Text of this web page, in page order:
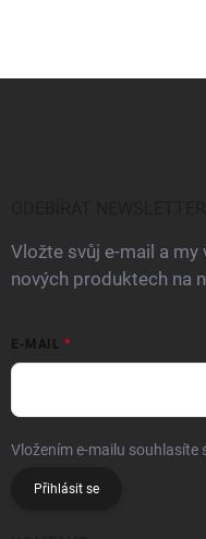
Vložte svůj e-mail a
nových produktech na
E-MAIL
Vložením e-mailu souhlasíte
Přihlásit se